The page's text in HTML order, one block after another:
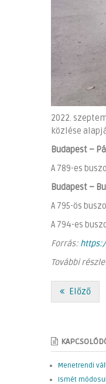
2022.
közlése
Budapest –
A 789-es
Budapest –
A 795-ös
A 794-es
Forrás:
További
Előző
Menetrendi
Ismét